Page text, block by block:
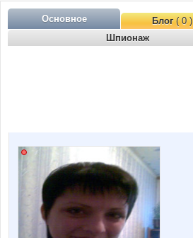
Основное Блог( 0 )
Шпионаж